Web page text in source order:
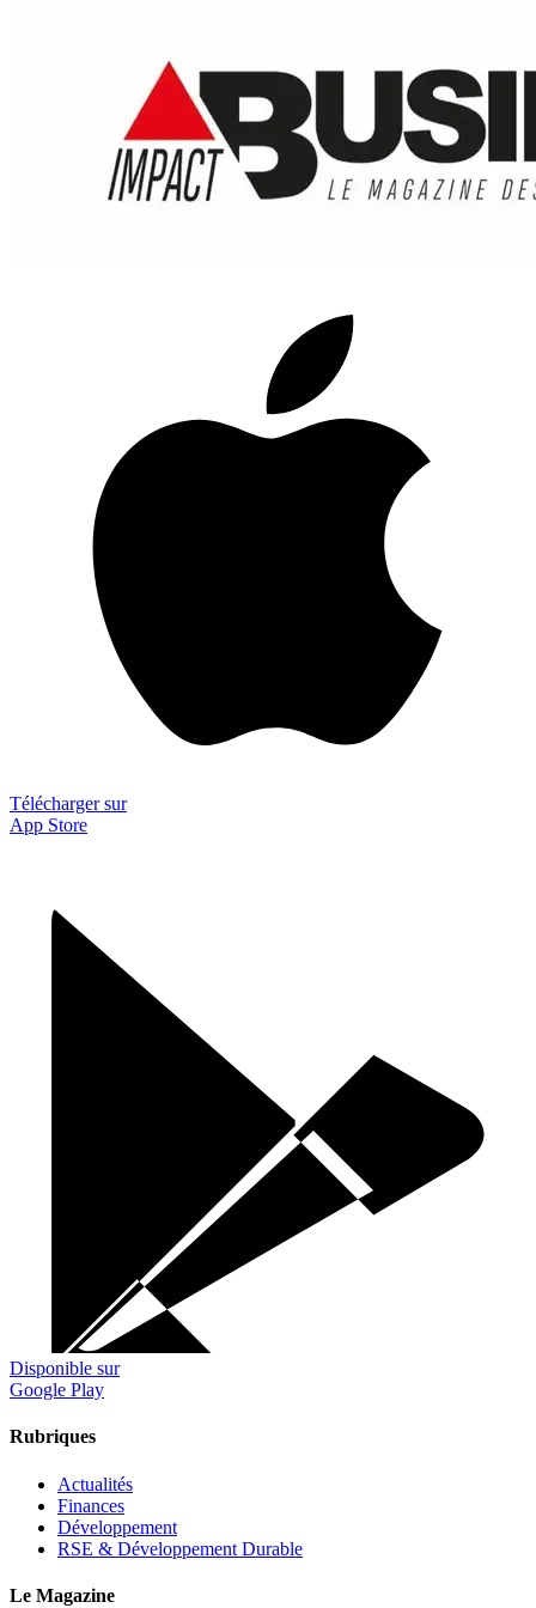
Télécharger sur
App Store
Disponible sur
Google Play
Rubriques
Actualités
Finances
Développement
RSE & Développement Durable
Le Magazine